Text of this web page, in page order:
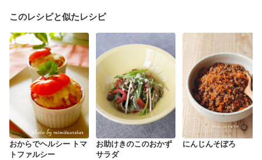
このレシピと似たレシピ
おからでヘルシー トマ
トファルシー
お助けきのこのおかず
サラダ
にんじんそぼろ